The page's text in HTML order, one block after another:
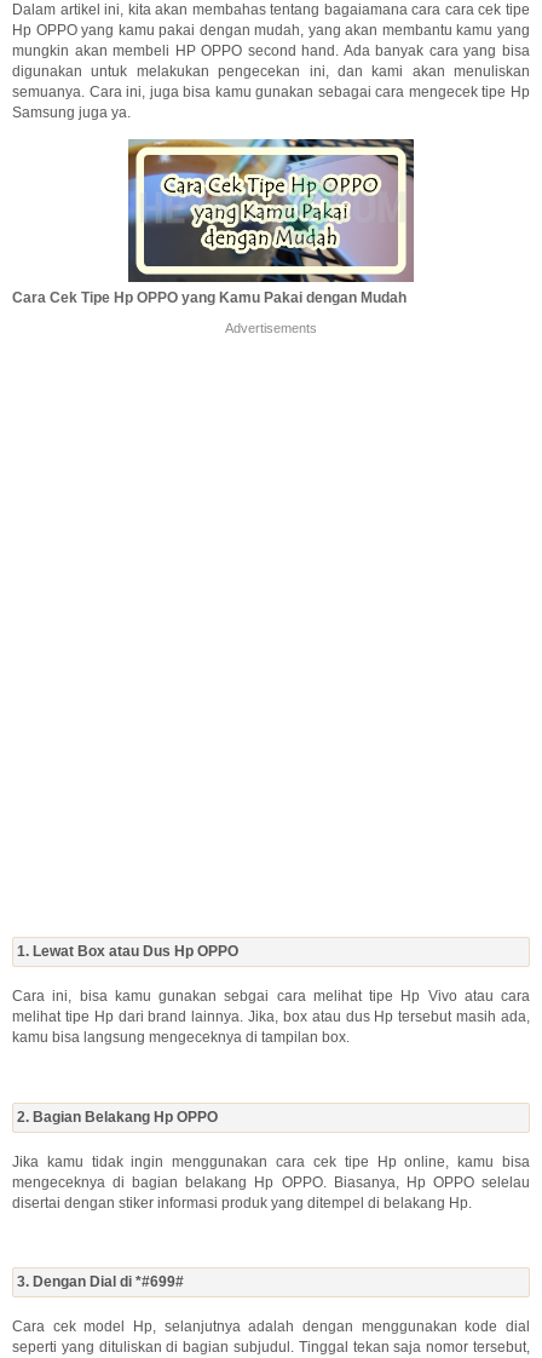
Dalam artikel ini, kita akan membahas tentang bagaiamana cara cara cek tipe
Hp OPPO yang kamu pakai dengan mudah, yang akan membantu kamu yang
mungkin akan membeli HP OPPO second hand. Ada banyak cara yang bisa
digunakan untuk melakukan pengecekan ini, dan kami akan menuliskan
semuanya. Cara ini, juga bisa kamu gunakan sebagai cara mengecek tipe Hp
Samsung juga ya.
Cara Cek Tipe Hp OPPO yang Kamu Pakai dengan Mudah
Advertisements
1. Lewat Box atau Dus Hp OPPO
Cara ini, bisa kamu gunakan sebgai cara melihat tipe Hp Vivo atau cara
melihat tipe Hp dari brand lainnya. Jika, box atau dus Hp tersebut masih ada,
kamu bisa langsung mengeceknya di tampilan box.
2. Bagian Belakang Hp OPPO
Jika kamu tidak ingin menggunakan cara cek tipe Hp online, kamu bisa
mengeceknya di bagian belakang Hp OPPO. Biasanya, Hp OPPO selelau
disertai dengan stiker informasi produk yang ditempel di belakang Hp.
3. Dengan Dial di *#699#
Cara cek model Hp, selanjutnya adalah dengan menggunakan kode dial
seperti yang dituliskan di bagian subjudul. Tinggal tekan saja nomor tersebut,